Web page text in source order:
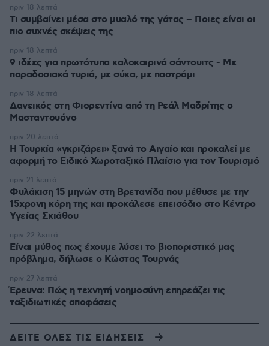
Τι συμβαίνει μέσα στο μυαλό της γάτας – Ποιες είναι οι
πιο συχνές σκέψεις της
πριν 18 λεπτά
9 ιδέες για πρωτότυπα καλοκαιρινά σάντουιτς - Με
παραδοσιακά τυριά, με σύκα, με παστράμι
πριν 18 λεπτά
Δανεικός στη Φιορεντίνα από τη Ρεάλ Μαδρίτης ο
Μασταντουόνο
πριν 18 λεπτά
Η Τουρκία «γκριζάρει» ξανά το Αιγαίο και προκαλεί με
αφορμή το Ειδικό Χωροταξικό Πλαίσιο για τον Τουρισμό
πριν 20 λεπτά
Φυλάκιση 15 μηνών στη Βρετανίδα που μέθυσε με την
15χρονη κόρη της και προκάλεσε επεισόδιο στο Κέντρο
Υγείας Σκιάθου
πριν 21 λεπτά
Είναι μύθος πως έχουμε λύσει το βιοποριστικό μας
πρόβλημα, δήλωσε ο Κώστας Τουρνάς
πριν 22 λεπτά
Έρευνα: Πώς η τεχνητή νοημοσύνη επηρεάζει τις
ταξιδιωτικές αποφάσεις
πριν 27 λεπτά
ΔΕΙΤΕ ΟΛΕΣ ΤΙΣ ΕΙΔΗΣΕΙΣ